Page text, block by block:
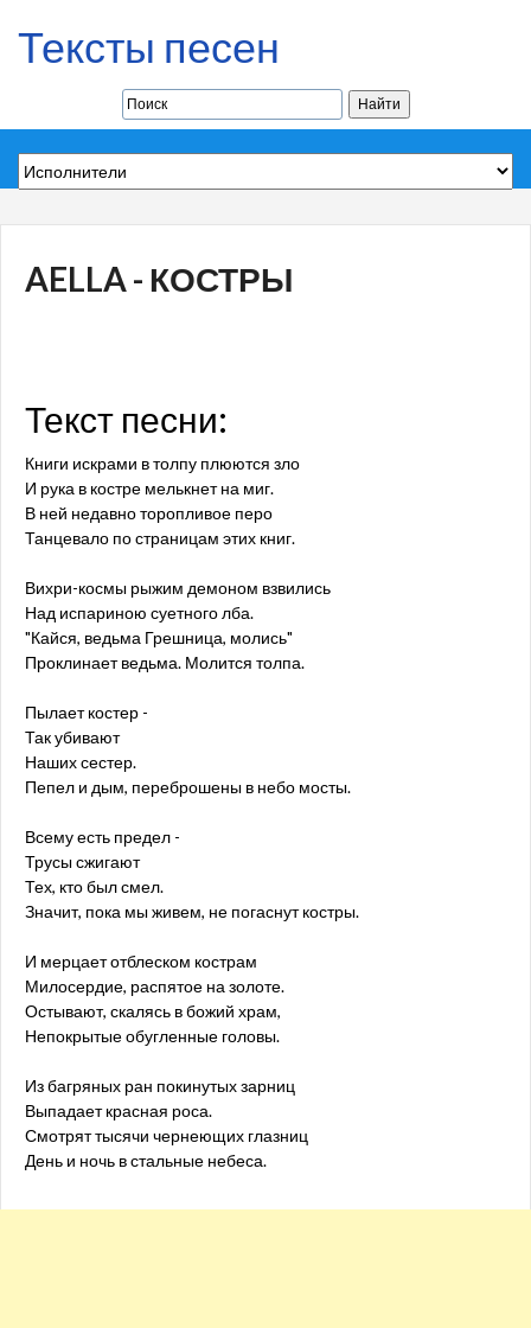
Тексты песен
AELLA - КОСТРЫ
Текст песни:
Книги искрами в толпу плюются зло
И рука в костре мелькнет на миг.
В ней недавно торопливое перо
Танцевало по страницам этих книг.
Вихри-космы рыжим демоном взвились
Над испариною суетного лба.
"Кайся, ведьма Грешница, молись"
Проклинает ведьма. Молится толпа.
Пылает костер -
Так убивают
Наших сестер.
Пепел и дым, переброшены в небо мосты.
Всему есть предел -
Трусы сжигают
Тех, кто был смел.
Значит, пока мы живем, не погаснут костры.
И мерцает отблеском кострам
Милосердие, распятое на золоте.
Остывают, скалясь в божий храм,
Непокрытые обугленные головы.
Из багряных ран покинутых зарниц
Выпадает красная роса.
Смотрят тысячи чернеющих глазниц
День и ночь в стальные небеса.